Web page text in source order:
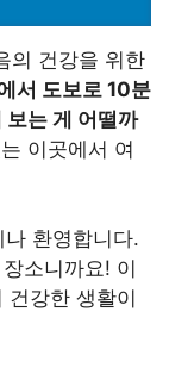
의 건강을 위한
서 도보로 10분
보는 게 어떨까
이곳에서 여
환영합니다.
소니까요! 이
강한 생활이